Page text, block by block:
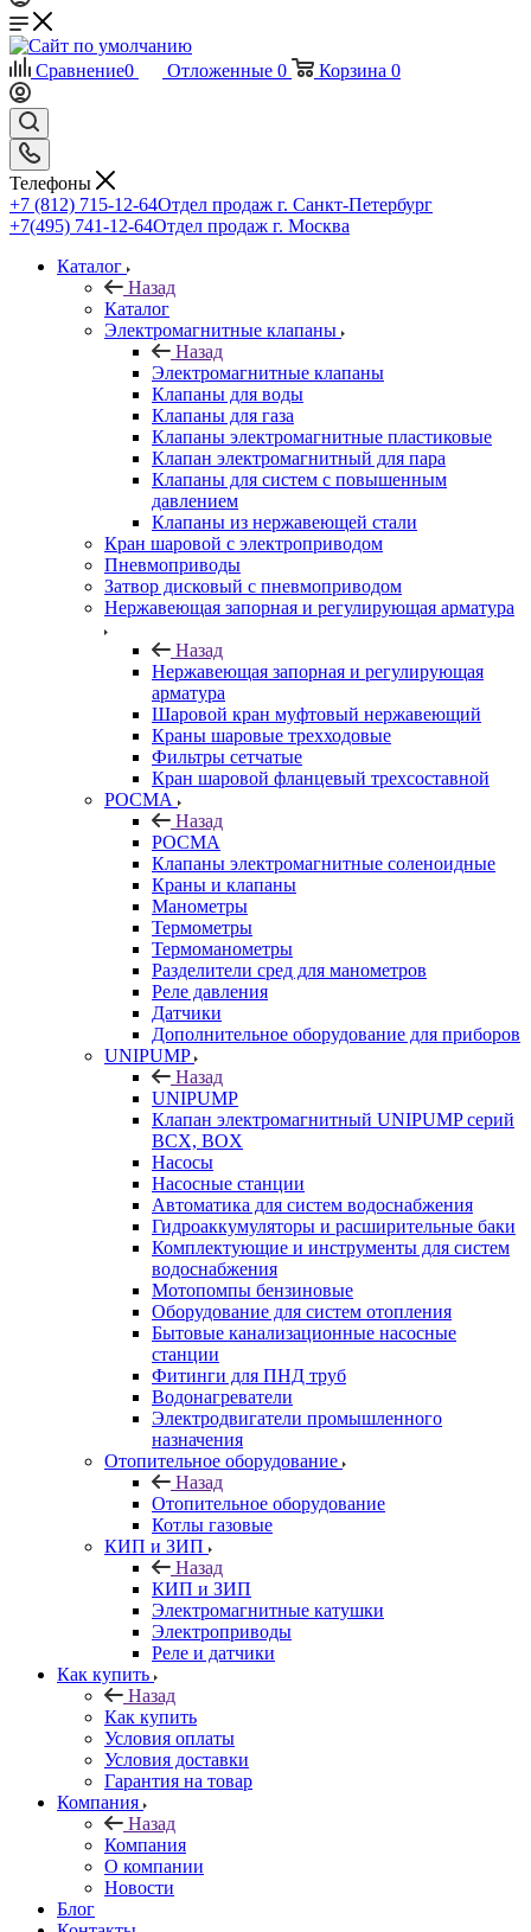
Сравнение0 Отложенные 0 Корзина 0
Телефоны
+7 (812) 715-12-64Отдел продаж г. Санкт-Петербург
+7(495) 741-12-64Отдел продаж г. Москва
Каталог
Назад
Каталог
Электромагнитные клапаны
Назад
Электромагнитные клапаны
Клапаны для воды
Клапаны для газа
Клапаны электромагнитные пластиковые
Клапан электромагнитный для пара
Клапаны для систем с повышенным
давлением
Клапаны из нержавеющей стали
Кран шаровой с электроприводом
Пневмоприводы
Затвор дисковый с пневмоприводом
Нержавеющая запорная и регулирующая арматура
Назад
Нержавеющая запорная и регулирующая
арматура
Шаровой кран муфтовый нержавеющий
Краны шаровые трехходовые
Фильтры сетчатые
Кран шаровой фланцевый трехсоставной
РОСМА
Назад
РОСМА
Клапаны электромагнитные соленоидные
Краны и клапаны
Манометры
Термометры
Термоманометры
Разделители сред для манометров
Реле давления
Датчики
Дополнительное оборудование для приборов
UNIPUMP
Назад
UNIPUMP
Клапан электромагнитный UNIPUMP серий
BCX, BOX
Насосы
Насосные станции
Автоматика для систем водоснабжения
Гидроаккумуляторы и расширительные баки
Комплектующие и инструменты для систем
водоснабжения
Мотопомпы бензиновые
Оборудование для систем отопления
Бытовые канализационные насосные
станции
Фитинги для ПНД труб
Водонагреватели
Электродвигатели промышленного
назначения
Отопительное оборудование
Назад
Отопительное оборудование
Котлы газовые
КИП и ЗИП
Назад
КИП и ЗИП
Электромагнитные катушки
Электроприводы
Реле и датчики
Как купить
Назад
Как купить
Условия оплаты
Условия доставки
Гарантия на товар
Компания
Назад
Компания
О компании
Новости
Блог